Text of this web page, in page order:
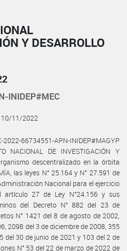
Y DESARROLLO
INIDEP#MEC
10/11/2022
66734551-APN-INIDEP#MAGYP
NACIONAL DE INVESTIGACIÓN Y
organismo descentralizado en la órbita
las leyes N° 25.164 y N° 27.591 de
Nacional para el ejercicio
artículo 27 de Ley N°24.156 y sus
del Decreto N° 882 del 23 de
N° 1421 del 8 de agosto de 2002,
2098 del 3 de diciembre de 2008, 355
del 30 de junio de 2021 y 103 del 2 de
N° 53 del 22 de marzo de 2022 de